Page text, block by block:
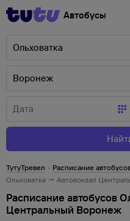
Автобусы
ТутуТревел · Расписание
Ольховатка → Автовокзал
Расписание автобусов
Центральный Воронеж